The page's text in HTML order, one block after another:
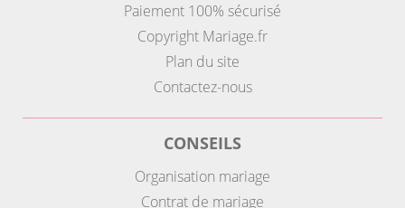
Paiement 100% sécurisé
Copyright Mariage.fr
Plan du site
Contactez-nous
CONSEILS
Organisation mariage
Contrat de mariage